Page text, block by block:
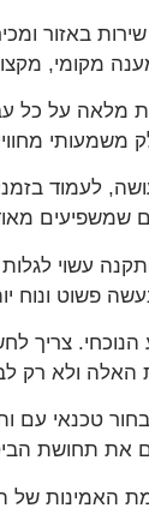
באזור
מקומי,
מלאה על כל
משמעותי
לעמוד
שמשפיעים
עשוי
פשוט ונוח
צריך
האלה ולא
טכנאי עם
האמינות